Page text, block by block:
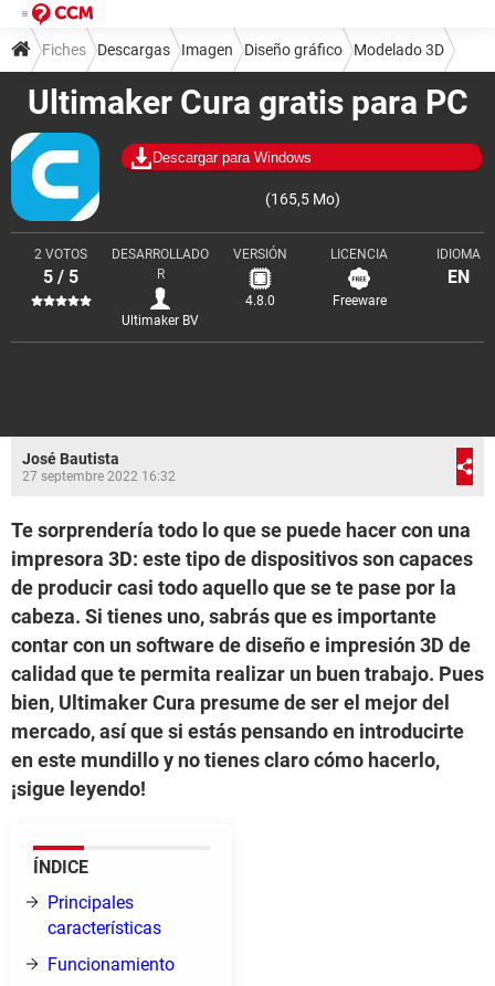
Ultimaker Cura gratis para PC
Descargar para Windows
(165,5 Mo)
2 VOTOS
5 / 5
DESARROLLADO
R
Ultimaker BV
VERSIÓN
4.8.0
LICENCIA
Freeware
IDIOMA
EN
Fiches Descargas Imagen Diseño gráfico Modelado 3D
José Bautista
27 septembre 2022 16:32
Te sorprendería todo lo que se puede hacer con una
impresora 3D: este tipo de dispositivos son capaces
de producir casi todo aquello que se te pase por la
cabeza. Si tienes uno, sabrás que es importante
contar con un software de diseño e impresión 3D de
calidad que te permita realizar un buen trabajo. Pues
bien, Ultimaker Cura presume de ser el mejor del
mercado, así que si estás pensando en introducirte
en este mundillo y no tienes claro cómo hacerlo,
¡sigue leyendo!
ÍNDICE
Principales
características
Funcionamiento